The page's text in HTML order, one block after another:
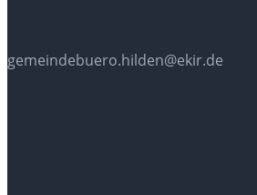
gemeindebuero.hilden@ekir.de